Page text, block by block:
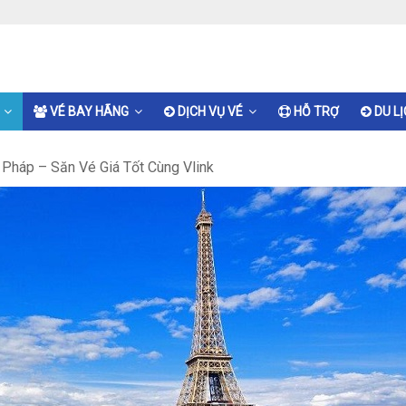
VÉ BAY HÃNG DỊCH VỤ VÉ HỖ TRỢ DU
– Săn Vé Giá Tốt Cùng Vlink